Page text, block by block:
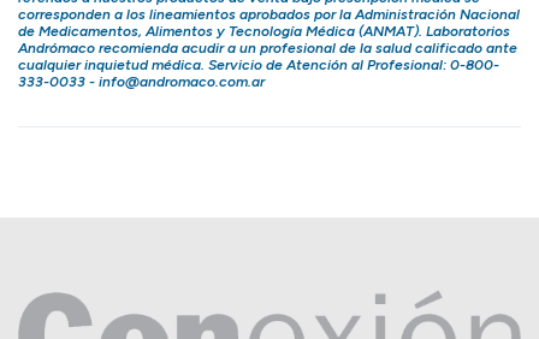
corresponden a los lineamientos aprobados por la Administración Nacional
de Medicamentos, Alimentos y Tecnología Médica (ANMAT). Laboratorios
Andrómaco recomienda acudir a un profesional de la salud calificado ante
cualquier inquietud médica. Servicio de Atención al Profesional: 0-800-
333-0033 - info@andromaco.com.ar